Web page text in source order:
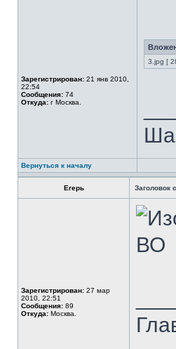
Зарегистрирован: 21 янв 2010,
22:54
Сообщения: 74
Откуда: г Москва.
3.jpg [
Вернуться к началу
Егерь Заголовок
Зарегистрирован: 27 мар
2010, 22:51
Сообщения: 89
Откуда: Москва.
ВО